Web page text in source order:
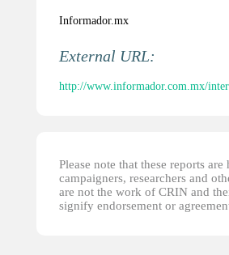
Informador.mx
External URL:
http://www.informador.com.mx/
Please note that these reports
campaigners, researchers and
are not the work of CRIN and
signify endorsement or